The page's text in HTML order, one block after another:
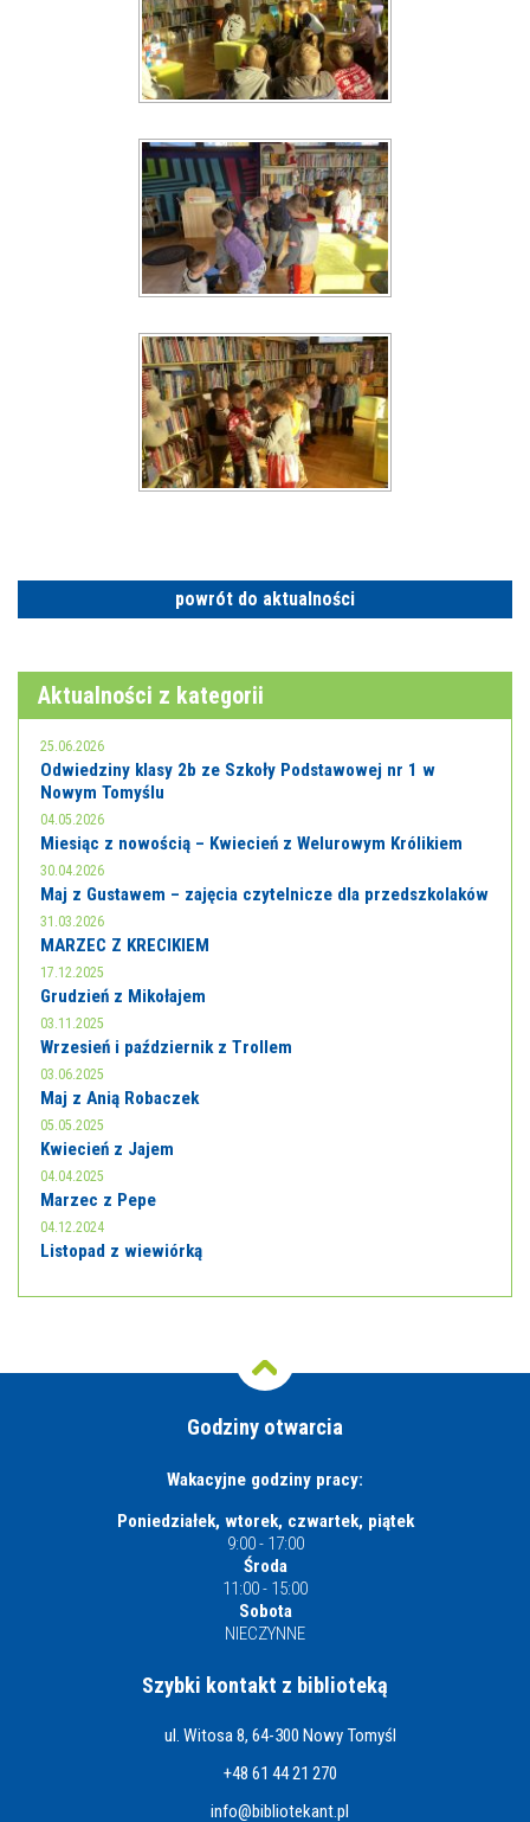
powrót do aktualności
Aktualności z kategorii
25.06.2026
Odwiedziny klasy 2b ze Szkoły Podstawowej nr 1 w
Nowym Tomyślu
04.05.2026
Miesiąc z nowością – Kwiecień z Welurowym Królikiem
30.04.2026
Maj z Gustawem – zajęcia czytelnicze dla przedszkolaków
31.03.2026
MARZEC Z KRECIKIEM
17.12.2025
Grudzień z Mikołajem
03.11.2025
Wrzesień i październik z Trollem
03.06.2025
Maj z Anią Robaczek
05.05.2025
Kwiecień z Jajem
04.04.2025
Marzec z Pepe
04.12.2024
Listopad z wiewiórką
Godziny otwarcia
Wakacyjne godziny pracy:
Poniedziałek, wtorek, czwartek, piątek
9:00 - 17:00
Środa
11:00 - 15:00
Sobota
NIECZYNNE
Szybki kontakt z biblioteką
ul. Witosa 8, 64-300 Nowy Tomyśl
+48 61 44 21 270
info@bibliotekant.pl